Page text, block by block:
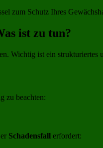
zum Schutz Ihres
ist zu tun?
Wichtig ist ein
zu beachten:
Schadensfall erfordert: